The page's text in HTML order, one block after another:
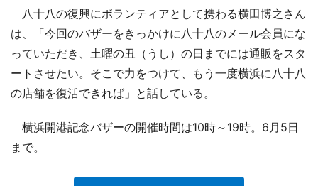
八十八の復興にボランティアとして携わる横田博之さん
は、「今回のバザーをきっかけに八十八のメール会員にな
っていただき、土曜の丑（うし）の日までには通販をスタ
ートさせたい。そこで力をつけて、もう一度横浜に八十八
の店舗を復活できれば」と話している。
横浜開港記念バザーの開催時間は10時～19時。6月5日
まで。